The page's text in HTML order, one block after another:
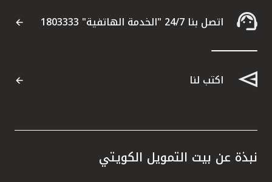
اتصل بنا 24/7 "الخدمة الهاتفية" 1803333
اكتب لنا
نبذة عن بيت التمويل الكويتي